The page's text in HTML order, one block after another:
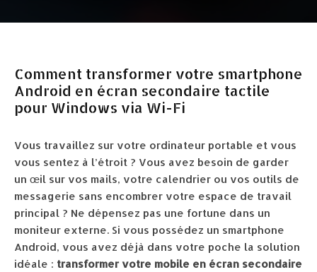
Comment transformer votre smartphone
Android en écran secondaire tactile
pour Windows via Wi-Fi
Vous travaillez sur votre ordinateur portable et vous
vous sentez à l’étroit ? Vous avez besoin de garder
un œil sur vos mails, votre calendrier ou vos outils de
messagerie sans encombrer votre espace de travail
principal ? Ne dépensez pas une fortune dans un
moniteur externe. Si vous possédez un smartphone
Android, vous avez déjà dans votre poche la solution
idéale : transformer votre mobile en écran secondaire